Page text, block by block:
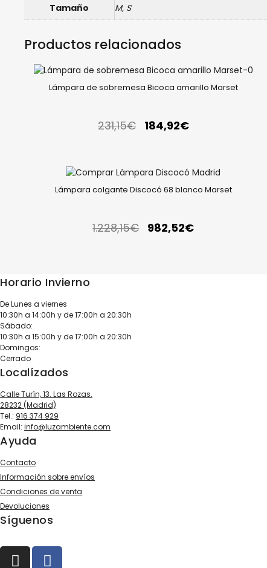
Tamaño
M, S
Productos relacionados
Lámpara de sobremesa Bicoca amarillo Marset
231,15€ 184,92€
Lámpara colgante Discocó 68 blanco Marset
1.228,15€ 982,52€
Horario Invierno
De Lunes a viernes
10:30h a 14:00h y de 17:00h a 20:30h
Sábado:
10:30h a 15:00h y de 17:00h a 20:30h
Domingos:
Cerrado
Localízados
Calle Turín, 13. Las Rozas.
28232 (Madrid)
Tel.: 916 374 929
Email: info@luzambiente.com
Ayuda
Contacto
Información sobre envíos
Condiciones de venta
Devoluciones
Síguenos